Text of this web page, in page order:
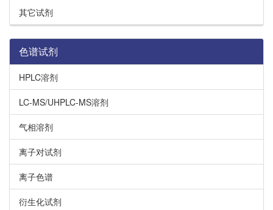
其它试剂
色谱试剂
HPLC溶剂
LC-MS/UHPLC-MS溶剂
气相溶剂
离子对试剂
离子色谱
衍生化试剂